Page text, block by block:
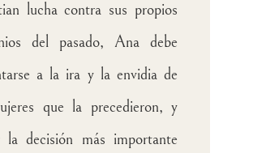
lucha contra sus propios
del pasado, Ana debe
a la ira y la envidia de
que la precedieron, y
la decisión más importante